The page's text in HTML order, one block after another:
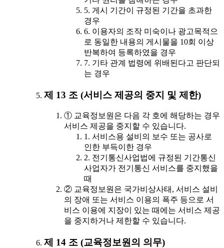
5. 게시 기간이 규정된 기간을 초과한
경우
6. 이용자의 조작 미숙이나 광고목적으
로 동일한 내용의 게시물을 10회 이상
반복하여 등록하였을 경우
7. 기타 관계 법령에 위배된다고 판단되
는 경우
제 13 조 (서비스 제공의 중지 및 제한)
① 교육정보원은 다음 각 호에 해당하는 경우
서비스 제공을 중지할 수 있습니다.
1. 서비스용 설비의 보수 또는 공사로
인한 부득이한 경우
2. 전기통신사업법에 규정된 기간통신
사업자가 전기통신 서비스를 중지했을
때
② 교육정보원은 국가비상사태, 서비스 설비
의 장애 또는 서비스 이용의 폭주 등으로 서
비스 이용에 지장이 있는 때에는 서비스 제공
을 중지하거나 제한할 수 있습니다.
제 14 조 (교육정보원의 의무)